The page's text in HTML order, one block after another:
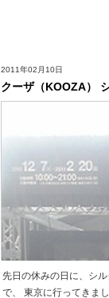
2011年02月10日
クーザ（KOOZA）
先日の休みの日に、シ
で、 東京に行ってきま